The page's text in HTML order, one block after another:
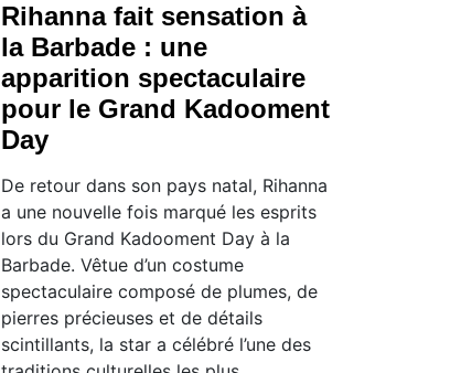
Rihanna fait sensation à
la Barbade : une
apparition spectaculaire
pour le Grand Kadooment
Day
De retour dans son pays natal, Rihanna
a une nouvelle fois marqué les esprits
lors du Grand Kadooment Day à la
Barbade. Vêtue d’un costume
spectaculaire composé de plumes, de
pierres précieuses et de détails
scintillants, la star a célébré l’une des